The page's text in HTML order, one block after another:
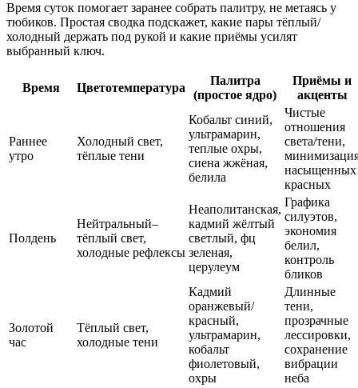
Время суток помогает заранее собрать палитру, не метаясь у
тюбиков. Простая сводка подскажет, какие пары тёплый/
холодный держать под рукой и какие приёмы усилят
выбранный ключ.
Время Цветотемпература
Палитра
(простое ядро)
Приёмы и
акценты
Раннее
утро
Холодный свет,
тёплые тени
Кобальт синий,
ультрамарин,
теплые охры,
сиена жжёная,
белила
Чистые
отношения
света/тени,
насыщенных
красных
Полдень
Нейтральный–
тёплый свет,
холодные рефлексы
Неаполитанская,
кадмий жёлтый
светлый, фц
зеленая,
церулеум
Графика
силуэтов,
экономия
белил,
контроль
бликов
Золотой
час
Тёплый свет,
холодные тени
Кадмий
оранжевый/
красный,
ультрамарин,
кобальт
фиолетовый,
охры
Длинные
тени,
прозрачные
лессировки,
сохранение
вибрации
неба